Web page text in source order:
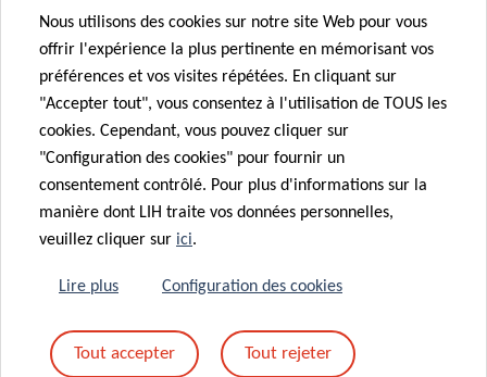
Message*
En envoyant votre message, vous acceptez
politique de confidentialité du LIH.
Nous utilisons des cookies sur notre site Web pour vous
offrir l'expérience la plus pertinente en mémorisant vos
préférences et vos visites répétées. En cliquant sur
"Accepter tout", vous consentez à l'utilisation de TOUS les
cookies. Cependant, vous pouvez cliquer sur
"Configuration des cookies" pour fournir un
consentement contrôlé. Pour plus d'informations sur la
manière dont LIH traite vos données personnelles,
veuillez cliquer sur ici.
Lire plus Configuration des cookies
Tout accepter Tout rejeter